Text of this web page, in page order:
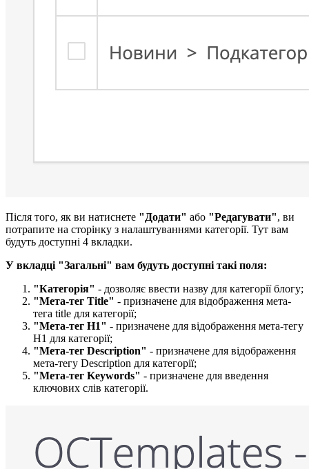
Після того, як ви натиснете "Додати" або "Редагувати", ви
потрапите на сторінку з налаштуваннями категорії. Тут вам
будуть доступні 4 вкладки.
У вкладці "Загальні" вам будуть доступні такі поля:​
"Категорія" - дозволяє ввести назву для категорії блогу;
"Мета-тег Title" - призначене для відображення мета-
тега title для категорії;
"Мета-тег H1" - призначене для відображення мета-тегу
H1 для категорії;
"Мета-тег Description" - призначене для відображення
мета-тегу Description для категорії;
"Мета-тег Keywords" - призначене для введення
ключових слів категорії.